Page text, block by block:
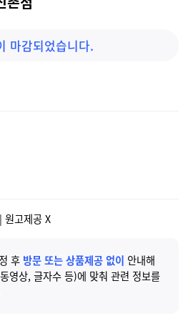
마감되었습니다.
원고제공 X
후 방문 또는 상품제공 없이 안내해
영상, 글자수 등)에 맞춰 관련 정보를